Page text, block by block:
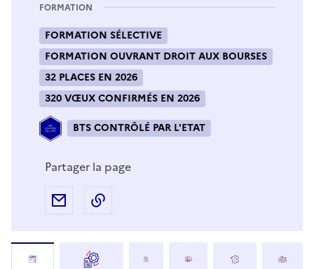
FORMATION
FORMATION SÉLECTIVE
FORMATION OUVRANT DROIT AUX BOURSES
32 PLACES EN 2026
320 VŒUX CONFIRMÉS EN 2026
BTS CONTRÔLÉ PAR L'ETAT
Partager la page
Partager par e-mail